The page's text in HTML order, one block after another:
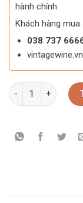
hành chính
Khách hàng
038 737
Rượu vang Clos